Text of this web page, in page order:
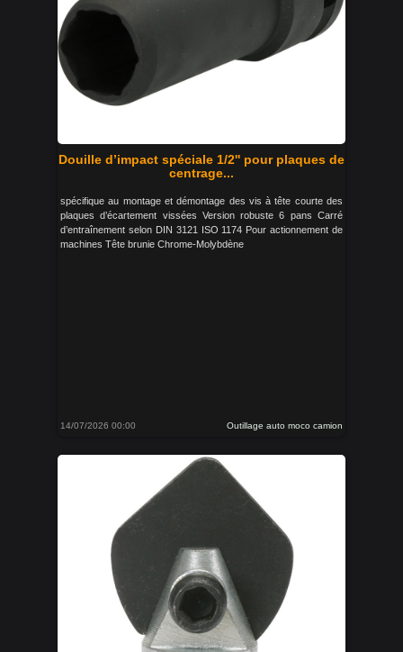
Douille d’impact spéciale 1/2'' pour plaques de
centrage...
spécifique au montage et démontage des vis à tête courte des
plaques d’écartement vissées Version robuste 6 pans Carré
d’entraînement selon DIN 3121 ISO 1174 Pour actionnement de
machines Tête brunie Chrome-Molybdène
14/07/2026 00:00 Outillage auto moco camion